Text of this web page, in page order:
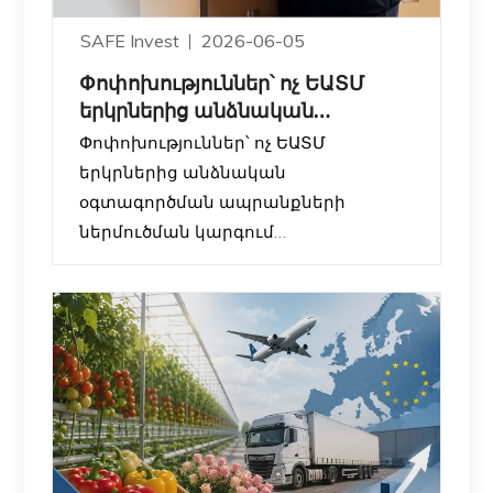
SAFE Invest 2026-06-05
Փոփոխություններ՝ ոչ ԵԱՏՄ
երկրներից անձնական
օգտագործման ապրանքների
ներ
Փոփոխություններ՝ ոչ ԵԱՏՄ
երկրներից անձնական
օգտագործման ապրանքների
ներմուծման կարգում
ՀՀ կառավարությունը սահմանել է
նոր կարգավորումներ այն
ֆիզիկական անձանց համար, ովքեր
ոչ ԵԱՏՄ երկրներից (օրինակ՝ ԱՄՆ,
Չինաստան, Եվրոպական երկրներ և
այլն) անձնական օգտագործման
ապրանքներ են ներմուծում